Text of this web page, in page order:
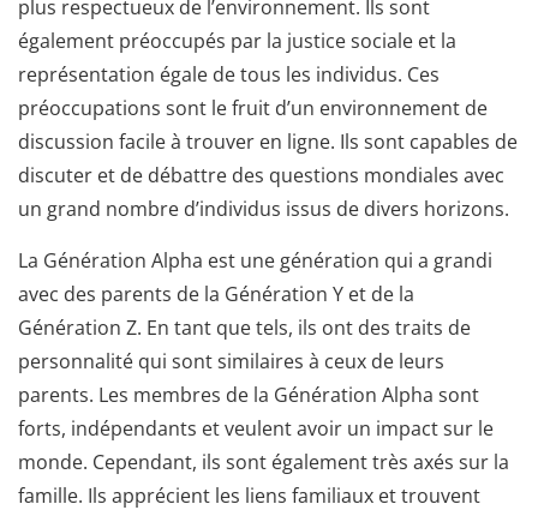
plus respectueux de l’environnement. Ils sont
également préoccupés par la justice sociale et la
représentation égale de tous les individus. Ces
préoccupations sont le fruit d’un environnement de
discussion facile à trouver en ligne. Ils sont capables de
discuter et de débattre des questions mondiales avec
un grand nombre d’individus issus de divers horizons.
La Génération Alpha est une génération qui a grandi
avec des parents de la Génération Y et de la
Génération Z. En tant que tels, ils ont des traits de
personnalité qui sont similaires à ceux de leurs
parents. Les membres de la Génération Alpha sont
forts, indépendants et veulent avoir un impact sur le
monde. Cependant, ils sont également très axés sur la
famille. Ils apprécient les liens familiaux et trouvent